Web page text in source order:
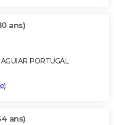
ans)
PORTUGAL
)
ans)